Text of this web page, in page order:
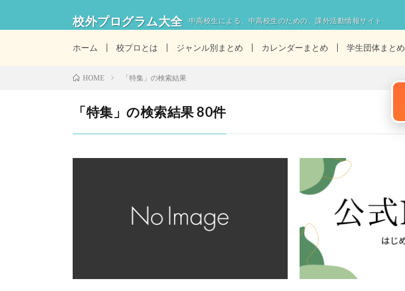
校外プログラム大全 中高校生による、中高校生のための、課外活動情報サイト
ホーム 校プロとは ジャンル別まとめ カレンダーまとめ 学生団体まとめ
HOME 「特集」の検索結果
「特集」の検索結果 80件